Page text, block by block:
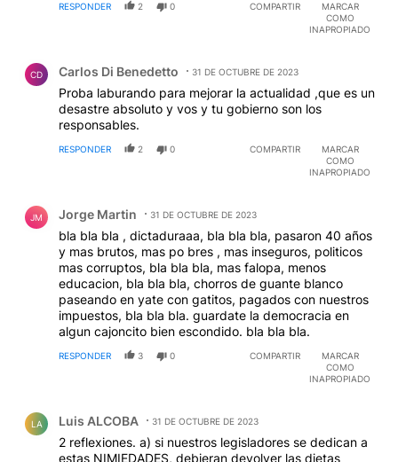
RESPONDER 2 0 COMPARTIR
MARCAR
COMO
INAPROPIADO
CD Carlos Di Benedetto 31 DE OCTUBRE DE 2023
Proba laburando para mejorar la actualidad ,que es un
desastre absoluto y vos y tu gobierno son los
responsables.
RESPONDER 2 0 COMPARTIR
MARCAR
COMO
INAPROPIADO
JM Jorge Martin 31 DE OCTUBRE DE 2023
bla bla bla , dictaduraaa, bla bla bla, pasaron 40 años
y mas brutos, mas po bres , mas inseguros, politicos
mas corruptos, bla bla bla, mas falopa, menos
educacion, bla bla bla, chorros de guante blanco
paseando en yate con gatitos, pagados con nuestros
impuestos, bla bla bla. guardate la democracia en
algun cajoncito bien escondido. bla bla bla.
RESPONDER 3 0 COMPARTIR
MARCAR
COMO
INAPROPIADO
LA Luis ALCOBA 31 DE OCTUBRE DE 2023
2 reflexiones. a) si nuestros legisladores se dedican a
estas NIMIEDADES, debieran devolver las dietas